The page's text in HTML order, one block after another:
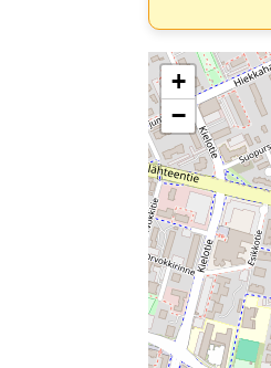
+
−